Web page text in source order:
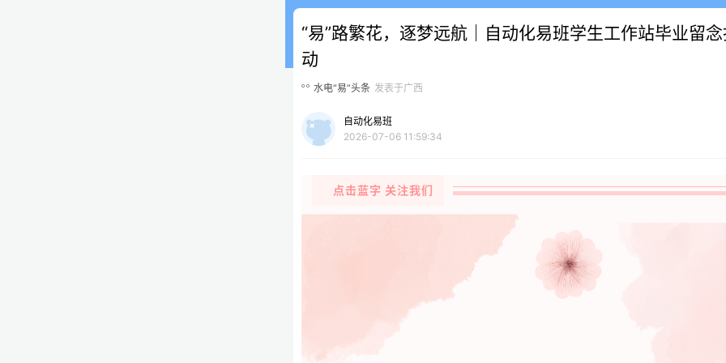
“易”路繁花，逐梦远航｜自动化易班学生工作站毕业留
动
水电“易”头条 发表于广西
自动化易班
2026-07-06 11:59:34
点击蓝字 关注我们